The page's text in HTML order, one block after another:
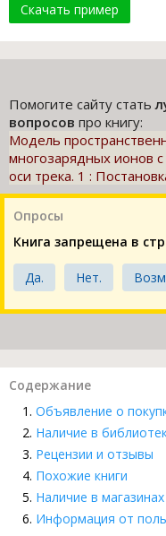
Скачать пример
Помогите сайту стать
вопросов про книгу:
Модель
многозарядных ионов
оси трека. 1 :
Опросы
Книга запрещена в
Да. Нет.
Содержание
Объявление о
Наличие в
Рецензии и отзывы
Похожие книги
Наличие в магазинах
Информация от